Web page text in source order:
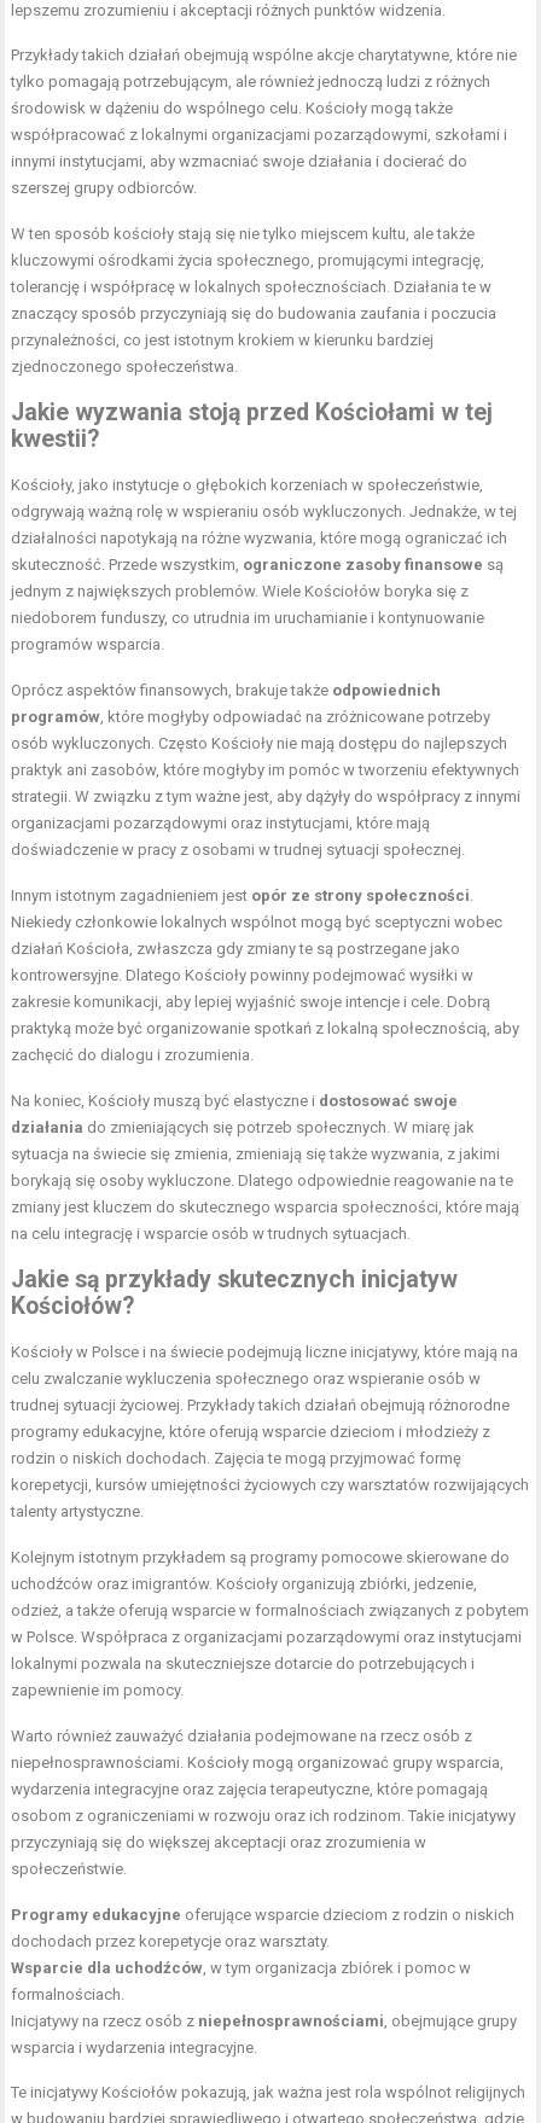
lepszemu zrozumieniu i akceptacji różnych punktów widzenia.
Przykłady takich działań obejmują wspólne akcje charytatywne, które nie
tylko pomagają potrzebującym, ale również jednoczą ludzi z różnych
środowisk w dążeniu do wspólnego celu. Kościoły mogą także
współpracować z lokalnymi organizacjami pozarządowymi, szkołami i
innymi instytucjami, aby wzmacniać swoje działania i docierać do
szerszej grupy odbiorców.
W ten sposób kościoły stają się nie tylko miejscem kultu, ale także
kluczowymi ośrodkami życia społecznego, promującymi integrację,
tolerancję i współpracę w lokalnych społecznościach. Działania te w
znaczący sposób przyczyniają się do budowania zaufania i poczucia
przynależności, co jest istotnym krokiem w kierunku bardziej
zjednoczonego społeczeństwa.
Jakie wyzwania stoją przed Kościołami w tej
kwestii?
Kościoły, jako instytucje o głębokich korzeniach w społeczeństwie,
odgrywają ważną rolę w wspieraniu osób wykluczonych. Jednakże, w tej
działalności napotykają na różne wyzwania, które mogą ograniczać ich
skuteczność. Przede wszystkim, ograniczone zasoby finansowe są
jednym z największych problemów. Wiele Kościołów boryka się z
niedoborem funduszy, co utrudnia im uruchamianie i kontynuowanie
programów wsparcia.
Oprócz aspektów finansowych, brakuje także odpowiednich
programów , które mogłyby odpowiadać na zróżnicowane potrzeby
osób wykluczonych. Często Kościoły nie mają dostępu do najlepszych
praktyk ani zasobów, które mogłyby im pomóc w tworzeniu efektywnych
strategii. W związku z tym ważne jest, aby dążyły do współpracy z innymi
organizacjami pozarządowymi oraz instytucjami, które mają
doświadczenie w pracy z osobami w trudnej sytuacji społecznej.
Innym istotnym zagadnieniem jest opór ze strony społeczności
Niekiedy członkowie lokalnych wspólnot mogą być sceptyczni wobec
działań Kościoła, zwłaszcza gdy zmiany te są postrzegane jako
kontrowersyjne. Dlatego Kościoły powinny podejmować wysiłki w
zakresie komunikacji, aby lepiej wyjaśnić swoje intencje i cele. Dobrą
praktyką może być organizowanie spotkań z lokalną społecznością, aby
zachęcić do dialogu i zrozumienia.
Na koniec, Kościoły muszą być elastyczne i dostosować swoje
działania do zmieniających się potrzeb społecznych. W miarę jak
sytuacja na świecie się zmienia, zmieniają się także wyzwania, z jakimi
borykają się osoby wykluczone. Dlatego odpowiednie reagowanie na te
zmiany jest kluczem do skutecznego wsparcia społeczności, które mają
na celu integrację i wsparcie osób w trudnych sytuacjach.
Jakie są przykłady skutecznych inicjatyw
Kościołów?
Kościoły w Polsce i na świecie podejmują liczne inicjatywy, które mają na
celu zwalczanie wykluczenia społecznego oraz wspieranie osób w
trudnej sytuacji życiowej. Przykłady takich działań obejmują różnorodne
programy edukacyjne, które oferują wsparcie dzieciom i młodzieży z
rodzin o niskich dochodach. Zajęcia te mogą przyjmować formę
korepetycji, kursów umiejętności życiowych czy warsztatów rozwijających
talenty artystyczne.
Kolejnym istotnym przykładem są programy pomocowe skierowane do
uchodźców oraz imigrantów. Kościoły organizują zbiórki, jedzenie,
odzież, a także oferują wsparcie w formalnościach związanych z pobytem
w Polsce. Współpraca z organizacjami pozarządowymi oraz instytucjami
lokalnymi pozwala na skuteczniejsze dotarcie do potrzebujących i
zapewnienie im pomocy.
Warto również zauważyć działania podejmowane na rzecz osób z
niepełnosprawnościami. Kościoły mogą organizować grupy wsparcia,
wydarzenia integracyjne oraz zajęcia terapeutyczne, które pomagają
osobom z ograniczeniami w rozwoju oraz ich rodzinom. Takie inicjatywy
przyczyniają się do większej akceptacji oraz zrozumienia w
społeczeństwie.
Programy edukacyjne oferujące wsparcie dzieciom z rodzin o niskich
dochodach przez korepetycje oraz warsztaty.
Wsparcie dla uchodźców , w tym organizacja zbiórek i pomoc w
formalnościach.
Inicjatywy na rzecz osób z niepełnosprawnościami , obejmujące grupy
wsparcia i wydarzenia integracyjne.
Te inicjatywy Kościołów pokazują, jak ważna jest rola wspólnot religijnych
w budowaniu bardziej sprawiedliwego i otwartego społeczeństwa, gdzie